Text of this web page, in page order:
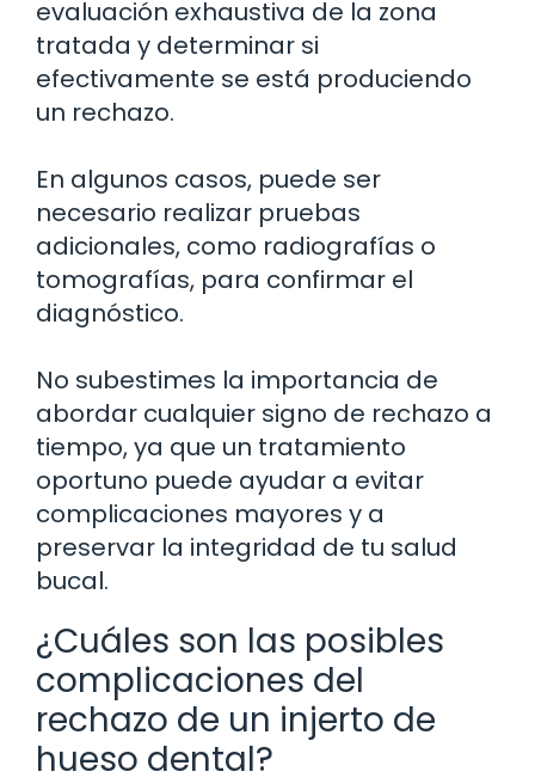
evaluación exhaustiva de la zona
tratada y determinar si
efectivamente se está produciendo
un rechazo.
En algunos casos, puede ser
necesario realizar pruebas
adicionales, como radiografías o
tomografías, para confirmar el
diagnóstico.
No subestimes la importancia de
abordar cualquier signo de rechazo a
tiempo, ya que un tratamiento
oportuno puede ayudar a evitar
complicaciones mayores y a
preservar la integridad de tu salud
bucal.
¿Cuáles son las posibles
complicaciones del
rechazo de un injerto de
hueso dental?